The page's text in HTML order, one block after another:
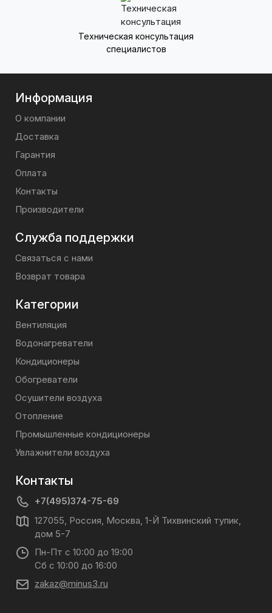
Техническая консультация
специалистов
Информация
О компании
Доставка
Гарантия
Оплата
Контакты
Производители
Служба поддержки
Связаться с нами
Возврат товара
Категории
Вентиляция
Водонагреватели
Кондиционеры
Обогреватели
Осушители воздуха
Отопление
Промышленные кондиционеры
Увлажнители воздуха
Контакты
+7(495)374-75-69
127055, Россия, Москва, 1-Й Тихвинский тупик,
дом 5-7
Пн-Пт с 10:00 до 19:00
Сб с 10:00 до 16:00
zakaz@minus3.ru